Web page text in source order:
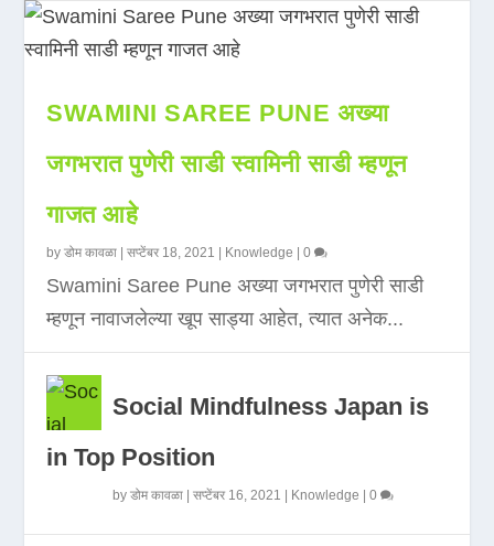
SWAMINI SAREE PUNE अख्या
जगभरात पुणेरी साडी स्वामिनी साडी म्हणून
गाजत आहे
byडोम कावळा |सप्टेंबर 18, 2021 Knowledge |0
Swamini Saree Pune अख्या जगभरात पुणेरी साडी
म्हणून नावाजलेल्या खूप साड्या आहेत, त्यात अनेक...
Social Mindfulness Japan is
in Top Position
byडोम कावळा |सप्टेंबर 16, 2021 Knowledge |0